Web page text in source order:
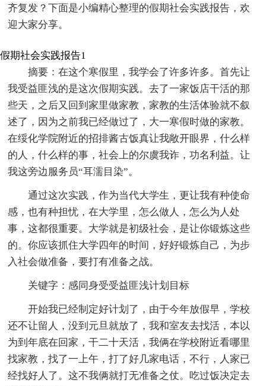
齐复发？下面是小编精心整理的假期社会实践报告，欢
迎大家分享。
假期社会实践报告1
摘要：在这个寒假里，我学会了许多许多。首先让
我受益匪浅的是这次假期实践。去了一家饭店干活的那
些天，之后又回到家里做家教，家教的生活体验就不叙
述了，因为之前我已经做过了，大一寒假时做的家教。
在绥化学院附近的招排酱古饭真让我敞开眼界，什么样
的人，什么样的事，社会上的尔虞我诈，功名利益。让
我这旁边服务员“耳濡目染”。
通过这次实践，作为当代大学生，更让我有种使命
感，也有种担忧，在大学里，怎么做人，怎么为人处
事，这都很重要。大学就是初级社会，是让你锻炼这些
的。你应该抓住大学四年的时间，好好锻炼自己，为步
入社会做准备，要打有准备之战。
关键字：感同身受受益匪浅计划目标
开始我已经制定好计划了，由于今年放假早，学校
还不让留人，没到元旦就放了，我和室友去找活，本以
为到年底在回家，干二十天活，我俩在学校附近看哪里
找家教，找了一上午，打了好几家电话，不行，人家已
经找好人了。这不我俩就打无准备之仗。吃过饭决定去